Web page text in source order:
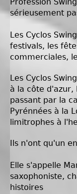
sérieusement
Les Cyclos
festivals, les
commerciales,
Les Cyclos
à la côte d'azur,
passant par la
Pyrénnées à la
limitrophes à
Ils n'ont qu'un
Elle s'appelle
saxophoniste,
histoires